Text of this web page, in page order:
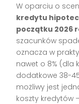
W oparciu o
kredytu
początku 2026
szacunków
oznacza w
nawet o 8% (dla
dodatkowe 38-
możliwy jest
koszty kredytów